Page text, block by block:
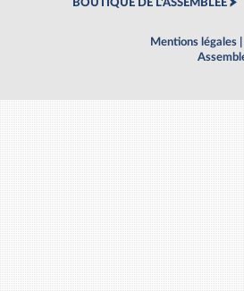
BOUTIQUE DE L'ASSEMBLEE
Mentions légales